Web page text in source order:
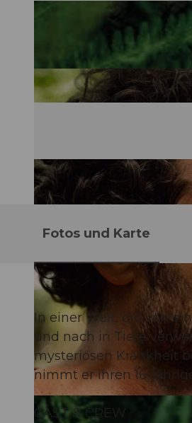
Fotos und Karte
In einer Welt, die von
und nach in Tiere
mysteriösen Krankheit
nimmt er ihren 16-
CAST & CREW